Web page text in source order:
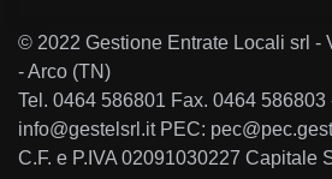
© 2022 Gestione Entrate Locali srl -
- Arco (TN)
Tel. 0464 586801 Fax. 0464 586803
info@gestelsrl.it PEC:
C.F. e P.IVA 02091030227 Capitale